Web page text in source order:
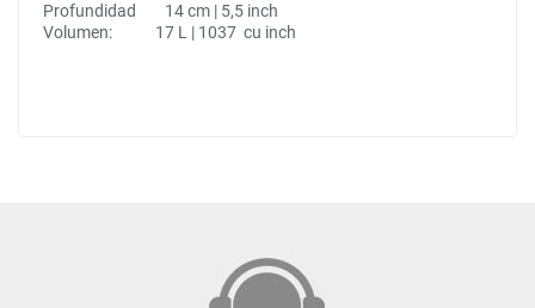
Profundidad 14 cm | 5,5 inch
Volumen: 17 L | 1037 cu inch